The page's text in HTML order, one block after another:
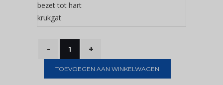
bezet tot hart
krukgat
TOEVOEGEN AAN WINKELWAGEN